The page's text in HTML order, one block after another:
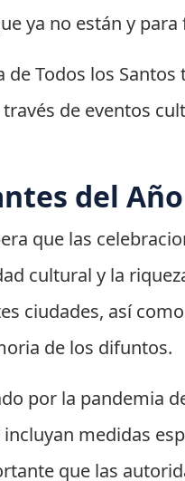
ya no están y
de Todos los
de eventos
del
que las
cultural y la
ciudades, así
de los difuntos.
por la pandemia
incluyan medidas
que las